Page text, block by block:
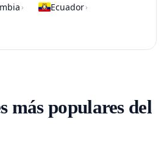
› Ecuador›
más populares del